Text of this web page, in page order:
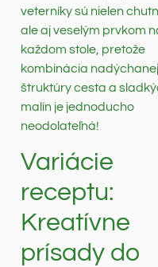
veterníky sú nielen
ale aj veselým prvkom
každom stole, pretože
kombinácia nadýchanej
štruktúry cesta a
malín je jednoducho
neodolateľná!
Variácie
receptu:
Kreatívne
prísady do